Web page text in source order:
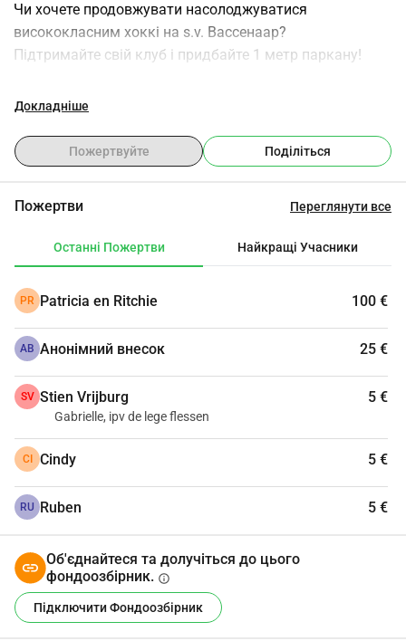
Чи хочете продовжувати насолоджуватися
висококласним хоккі на s.v. Вассенаар?
Підтримайте свій клуб і придбайте 1 метр паркану!
Щоб продовжувати грати в хокей першої ліги, потрібен
підтримка.
друзями, родиною або разом з вашою командою.
Підтримайте свій клуб і зробіть пожертву!
Дякую!!!
'
Докладніше
Пожертвуйте Поділіться
Пожертви Переглянути все
Останні Пожертви Найкращі Учасники
PR Patricia en Ritchie 100 €
АВ Анонімний внесок 25 €
SV Stien Vrijburg 5 €
Gabrielle, ipv de lege flessen
CI Cindy 5 €
RU Ruben 5 €
Об'єднайтеся та долучіться до цього
фондоозбірник. info
Підключити Фондоозбірник